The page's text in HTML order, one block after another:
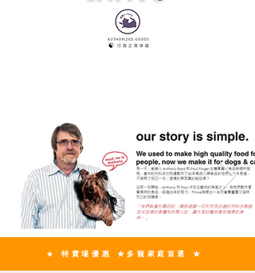
★特賣場優惠 ★多寵家庭首選 ★